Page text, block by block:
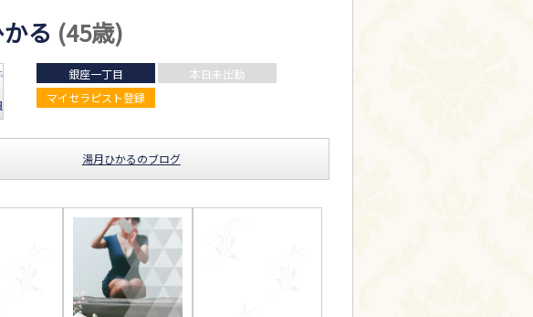
る (45歳)
銀座一丁目
本日未出勤
マイセラピスト登録
湯月ひかるのブログ